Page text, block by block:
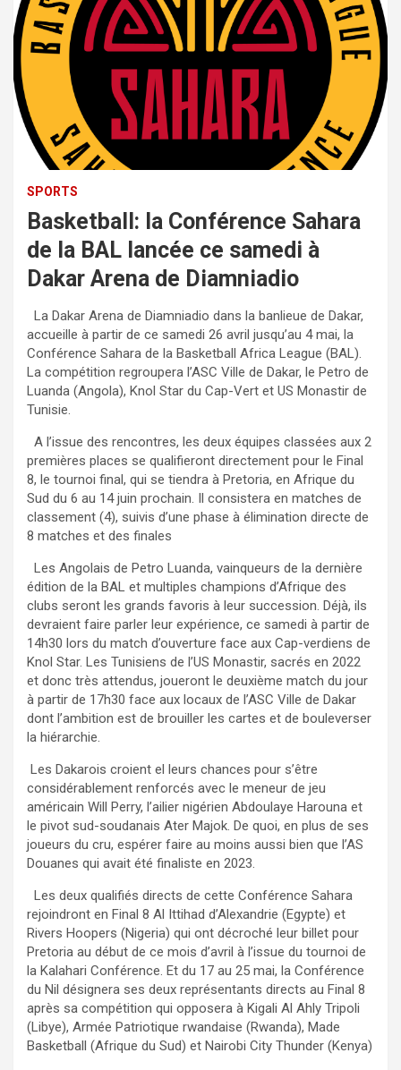
SPORTS
Basketball: la Conférence Sahara
de la BAL lancée ce samedi à
Dakar Arena de Diamniadio
La Dakar Arena de Diamniadio dans la banlieue de Dakar,
accueille à partir de ce samedi 26 avril jusqu’au 4 mai, la
Conférence Sahara de la Basketball Africa League (BAL).
La compétition regroupera l’ASC Ville de Dakar, le Petro de
Luanda (Angola), Knol Star du Cap-Vert et US Monastir de
Tunisie.
A l’issue des rencontres, les deux équipes classées aux 2
premières places se qualifieront directement pour le Final
8, le tournoi final, qui se tiendra à Pretoria, en Afrique du
Sud du 6 au 14 juin prochain. Il consistera en matches de
classement (4), suivis d’une phase à élimination directe de
8 matches et des finales
Les Angolais de Petro Luanda, vainqueurs de la dernière
édition de la BAL et multiples champions d’Afrique des
clubs seront les grands favoris à leur succession. Déjà, ils
devraient faire parler leur expérience, ce samedi à partir de
14h30 lors du match d’ouverture face aux Cap-verdiens de
Knol Star. Les Tunisiens de l’US Monastir, sacrés en 2022
et donc très attendus, joueront le deuxième match du jour
à partir de 17h30 face aux locaux de l’ASC Ville de Dakar
dont l’ambition est de brouiller les cartes et de bouleverser
la hiérarchie.
Les Dakarois croient el leurs chances pour s’être
considérablement renforcés avec le meneur de jeu
américain Will Perry, l’ailier nigérien Abdoulaye Harouna et
le pivot sud-soudanais Ater Majok. De quoi, en plus de ses
joueurs du cru, espérer faire au moins aussi bien que l’AS
Douanes qui avait été finaliste en 2023.
Les deux qualifiés directs de cette Conférence Sahara
rejoindront en Final 8 Al Ittihad d’Alexandrie (Egypte) et
Rivers Hoopers (Nigeria) qui ont décroché leur billet pour
Pretoria au début de ce mois d’avril à l’issue du tournoi de
la Kalahari Conférence. Et du 17 au 25 mai, la Conférence
du Nil désignera ses deux représentants directs au Final 8
après sa compétition qui opposera à Kigali Al Ahly Tripoli
(Libye), Armée Patriotique rwandaise (Rwanda), Made
Basketball (Afrique du Sud) et Nairobi City Thunder (Kenya)